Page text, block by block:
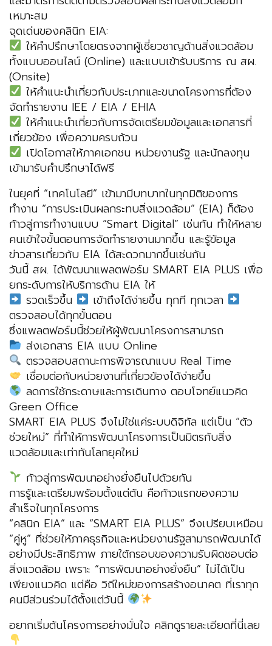
เหมาะสม
จุดเด่นของคลินิก EIA:
ให้คำปรึกษาโดยตรงจากผู้เชี่ยวชาญด้านสิ่งแวดล้อม
ทั้งแบบออนไลน์ (Online) และแบบเข้ารับบริการ ณ สผ.
(Onsite)
ให้คำแนะนำเกี่ยวกับประเภทและขนาดโครงการที่ต้อง
จัดทำรายงาน IEE / EIA / EHIA
ให้คำแนะนำเกี่ยวกับการจัดเตรียมข้อมูลและเอกสารที่
เกี่ยวข้อง เพื่อความครบถ้วน
เปิดโอกาสให้ภาคเอกชน หน่วยงานรัฐ และนักลงทุน
เข้ามารับคำปรึกษาได้ฟรี
ในยุคที่ “เทคโนโลยี” เข้ามามีบทบาทในทุกมิติของการ
ทำงาน “การประเมินผลกระทบสิ่งแวดล้อม” (EIA) ก็ต้อง
ก้าวสู่การทำงานแบบ “Smart Digital” เช่นกัน ทำให้หลาย
คนเข้าใจขั้นตอนการจัดทำรายงานมากขึ้น และรู้ข้อมูล
ข่าวสารเกี่ยวกับ EIA ได้สะดวกมากขึ้นเช่นกัน
วันนี้ สผ. ได้พัฒนาแพลตฟอร์ม SMART EIA PLUS เพื่อ
ยกระดับการให้บริการด้าน EIA ให้
รวดเร็วขึ้น
เข้าถึงได้ง่ายขึ้น ทุกที ทุกเวลา
ตรวจสอบได้ทุกขั้นตอน
ซึ่งแพลตฟอร์มนี้ช่วยให้ผู้พัฒนาโครงการสามารถ
ส่งเอกสาร EIA แบบ Online
ตรวจสอบสถานะการพิจารณาแบบ Real Time
เชื่อมต่อกับหน่วยงานที่เกี่ยวข้องได้ง่ายขึ้น
ลดการใช้กระดาษและการเดินทาง ตอบโจทย์แนวคิด
Green Office
SMART EIA PLUS จึงไม่ใช่แค่ระบบดิจิทัล แต่เป็น “ตัว
ช่วยใหม่” ที่ทำให้การพัฒนาโครงการเป็นมิตรกับสิ่ง
แวดล้อมและเท่าทันโลกยุคใหม่
ก้าวสู่การพัฒนาอย่างยั่งยืนไปด้วยกัน
การรู้และเตรียมพร้อมตั้งแต่ต้น คือก้าวแรกของความ
สำเร็จในทุกโครงการ
“คลินิก EIA” และ “SMART EIA PLUS” จึงเปรียบเหมือน
“คู่หู” ที่ช่วยให้ภาคธุรกิจและหน่วยงานรัฐสามารถพัฒนาได้
อย่างมีประสิทธิภาพ ภายใต้กรอบของความรับผิดชอบต่อ
สิ่งแวดล้อม เพราะ “การพัฒนาอย่างยั่งยืน” ไม่ได้เป็น
เพียงแนวคิด แต่คือ วิถีใหม่ของการสร้างอนาคต ที่เราทุก
คนมีส่วนร่วมได้ตั้งแต่วันนี้
อยากเริ่มต้นโครงการอย่างมั่นใจ คลิกดูรายละเอียดที่นี่เลย